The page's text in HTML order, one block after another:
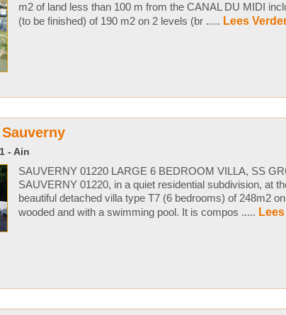
m2 of land less than 100 m from the CANAL DU MIDI
(to be finished) of 190 m2 on 2 levels (br ..... Lees
- Ain
SAUVERNY 01220 LARGE 6 BEDROOM VILLA, SS
SAUVERNY 01220, in a quiet residential subdivision, at
beautiful detached villa type T7 (6 bedrooms) of 248m2
wooded and with a swimming pool. It is compos .....